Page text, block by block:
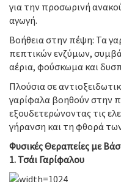
για την προσωρινή
αγωγή.
Βοήθεια στην πέψη: Τα
πεπτικών ενζύμων,
αέρια, φούσκωμα και
Πλούσια σε
γαρίφαλα βοηθούν στην
εξουδετερώνοντας τις
γήρανση και τη φθορά
Φυσικές Θεραπείες με
1. Τσάι Γαρίφαλου